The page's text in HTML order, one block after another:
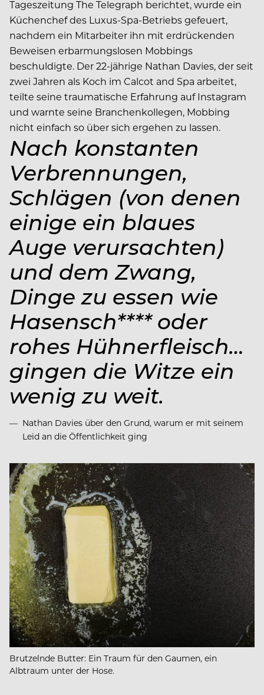
Tageszeitung The Telegraph berichtet, wurde ein
Küchenchef des Luxus-Spa-Betriebs gefeuert,
nachdem ein Mitarbeiter ihn mit erdrückenden
Beweisen erbarmungslosen Mobbings
beschuldigte. Der 22-jährige Nathan Davies, der seit
zwei Jahren als Koch im Calcot and Spa arbeitet,
teilte seine traumatische Erfahrung aufInstagram
und warnte seine Branchenkollegen, Mobbing
nicht einfach so über sich ergehen zu lassen.
Nach konstanten
Verbrennungen,
Schlägen (von denen
einige ein blaues
Auge verursachten)
und dem Zwang,
Dinge zu essen wie
Hasensch**** oder
rohes Hühnerfleisch…
gingen die Witze ein
wenig zu weit.
Nathan Davies über den Grund, warum er mit seinem
Leid an die Öffentlichkeit ging
Brutzelnde Butter: Ein Traum für den Gaumen, ein
Albtraum unter der Hose.